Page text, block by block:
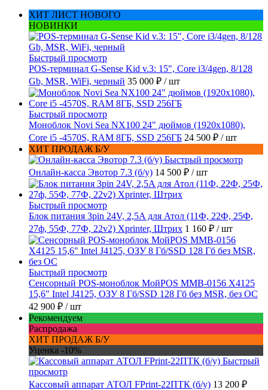
ХИТ ЛИСТ НОВОГО
НОВИНКИ
Быстрый просмотр
POS-терминал G-Sense Kid v.3: 15", Core i3/4gen, 8/128
Gb, MSR, WiFi, черный 35 000 ₽ / шт
Быстрый просмотр
Моноблок Novi Sea NX100 24" дюймов (1920x1080),
Core i5 -4570S, RAM 8ГБ, SSD 256ГБ 24 500 ₽ / шт
ХИТ ПРОДАЖ Б/У
Быстрый просмотр
Онлайн-касса Эвотор 7.3 (б/у) 14 500 ₽ / шт
Быстрый просмотр
Блок питания 3pin 24V, 2,5A для Атол (11Ф, 22Ф, 25Ф,
27ф, 55Ф, 77Ф, 22v2) Xprinter, Штрих 1 160 ₽ / шт
Быстрый просмотр
Сенсорный POS-моноблок МойPOS MMB-0156 X4125
15,6" Intel J4125, ОЗУ 8 Гб/SSD 128 Гб без MSR, без ОС
42 900 ₽ / шт
Рекомендуем
Распродажа
ХИТ ПРОДАЖ Б/У
Уценка -10%
Быстрый
просмотр
Кассовый аппарат АТОЛ FPrint-22ПТК (б/у) 13 200 ₽